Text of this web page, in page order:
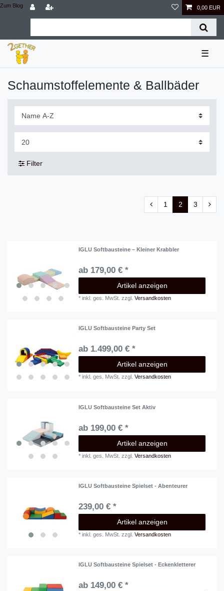
Zum Blog 0,00 EUR
☰
Schaumstoffelemente & Ballbäder
Filter
1 2 3
IGLU Softbausteine – Kleiner Krabbler
ab 179,00 € *
Artikel anzeigen
*inkl. ges. MwSt. zzgl.Versandkosten
IGLU Softbausteine Party Set
ab 1.499,00 € *
Artikel anzeigen
*inkl. ges. MwSt. zzgl.Versandkosten
IGLU Softbausteine Set Aktiv
ab 199,00 € *
Artikel anzeigen
*inkl. ges. MwSt. zzgl.Versandkosten
IGLU Softbausteine Spielset - Abenteurer
239,00 € *
Artikel anzeigen
*inkl. ges. MwSt. zzgl.Versandkosten
IGLU Softbausteine Spielset - Eckenkletterer
ab 149,00 € *